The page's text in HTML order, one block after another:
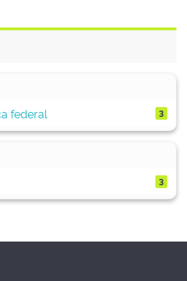
federal
3
3